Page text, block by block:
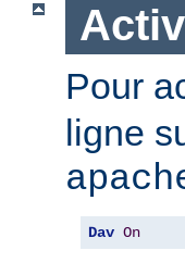
Pour
ligne
Dav On